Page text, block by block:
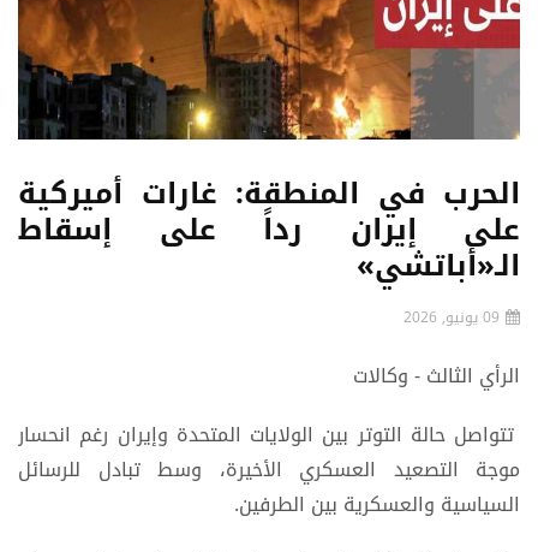
الحرب في المنطقة: غارات أميركية
على إيران رداً على إسقاط
الـ«أباتشي»
09 يونيو, 2026
الرأي الثالث - وكالات
تتواصل حالة التوتر بين الولايات المتحدة وإيران رغم انحسار
موجة التصعيد العسكري الأخيرة، وسط تبادل للرسائل
السياسية والعسكرية بين الطرفين.